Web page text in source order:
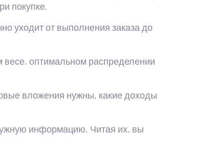
покупке.
уходит от выполнения заказа до
весе, оптимальном распределении
вложения нужны, какие доходы
информацию. Читая их, вы